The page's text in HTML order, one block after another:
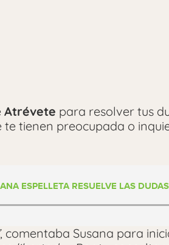
Atrévete para resolver tus
tienen preocupada o
ESPELLETA RESUELVE LAS
“Estoy en una
quiero esa libertad, pero
malísima. ¿Qué puedo
, comentaba Susana para